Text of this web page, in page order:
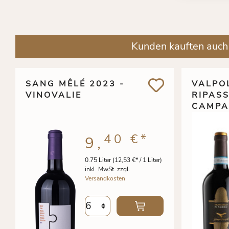
Kunden kauften auch
SANG MÊLÉ 2023 -
VINOVALIE
0.75 Liter(12,53 €* / 1 Liter)
inkl. MwSt. zzgl.
Versandkosten
9, 40 €*